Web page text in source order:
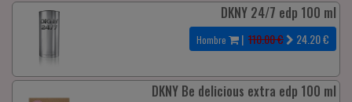
DKNY 24/7 edp 100 ml
Hombre | 110.00 € 24.20€
DKNY Be delicious extra edp 100 ml